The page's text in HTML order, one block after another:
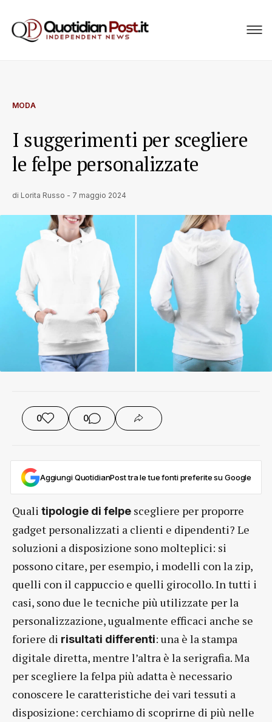
MODA
I suggerimenti per scegliere
le felpe personalizzate
di Lorita Russo - 7 maggio 2024
0 0
Aggiungi QuotidianPost tra le tue fonti preferite su Google
Quali tipologie di felpe scegliere per proporre
gadget personalizzati a clienti e dipendenti? Le
soluzioni a disposizione sono molteplici: si
possono citare, per esempio, i modelli con la zip,
quelli con il cappuccio e quelli girocollo. In tutti i
casi, sono due le tecniche più utilizzate per la
personalizzazione, ugualmente efficaci anche se
foriere di risultati differenti: una è la stampa
digitale diretta, mentre l’altra è la serigrafia. Ma
per scegliere la felpa più adatta è necessario
conoscere le caratteristiche dei vari tessuti a
disposizione: cerchiamo di scoprirne di più nelle